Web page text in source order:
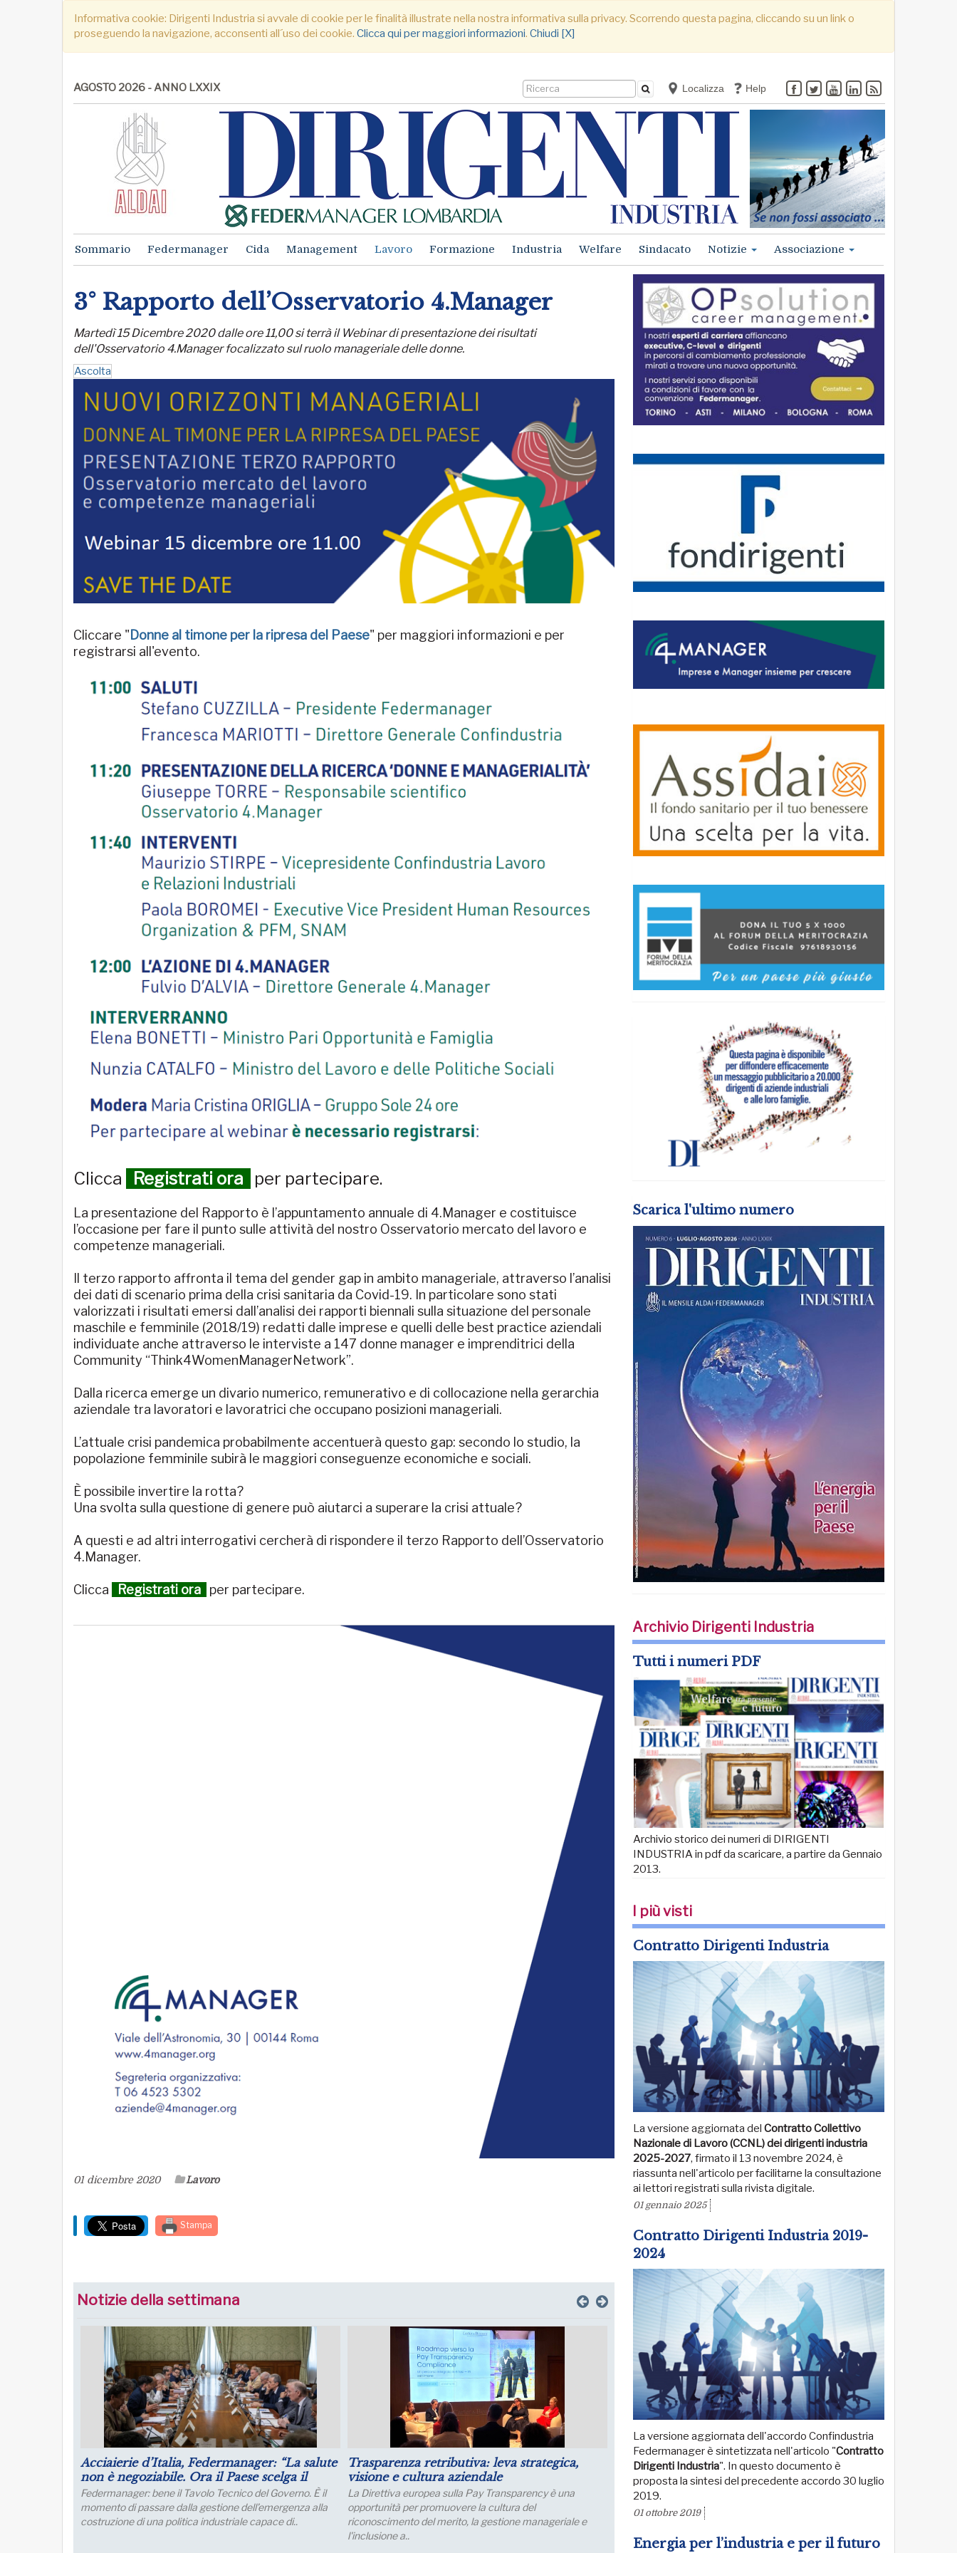
Informativa cookie: Dirigenti Industria si avvale di cookie per le finalità illustrate nella nostra informativa sulla privacy. Scorrendo questa pagina, cliccando su un link o
proseguendo la navigazione, acconsenti all´uso dei cookie. Clicca qui per maggiori informazioni. Chiudi [X]
AGOSTO 2026 - ANNO LXXIX Localizza Help
Sommario Federmanager Cida Management Lavoro Formazione Industria Welfare Sindacato Notizie Associazione
3° Rapporto dell’Osservatorio 4.Manager
Martedì 15 Dicembre 2020 dalle ore 11,00 si terrà il Webinar di presentazione dei risultati
dell'Osservatorio 4.Manager focalizzato sul ruolo manageriale delle donne.
Ascolta
Cliccare " Donne al timone per la ripresa del Paese" per maggiori informazioni e per
registrarsi all'evento.
Clicca Registrati ora per partecipare.
La presentazione del Rapporto è l’appuntamento annuale di 4.Manager e costituisce
l’occasione per fare il punto sulle attività del nostro Osservatorio mercato del lavoro e
competenze manageriali.
Il terzo rapporto affronta il tema del gender gap in ambito manageriale, attraverso l’analisi
dei dati di scenario prima della crisi sanitaria da Covid-19. In particolare sono stati
valorizzati i risultati emersi dall’analisi dei rapporti biennali sulla situazione del personale
maschile e femminile (2018/19) redatti dalle imprese e quelli delle best practice aziendali
individuate anche attraverso le interviste a 147 donne manager e imprenditrici della
Community “Think4WomenManagerNetwork”.
Dalla ricerca emerge un divario numerico, remunerativo e di collocazione nella gerarchia
aziendale tra lavoratori e lavoratrici che occupano posizioni manageriali.
L’attuale crisi pandemica probabilmente accentuerà questo gap: secondo lo studio, la
popolazione femminile subirà le maggiori conseguenze economiche e sociali.
È possibile invertire la rotta?
Una svolta sulla questione di genere può aiutarci a superare la crisi attuale?
A questi e ad altri interrogativi cercherà di rispondere il terzo Rapporto dell’Osservatorio
4.Manager.
Clicca Registrati ora per partecipare.
01 dicembre 2020 Lavoro
Stampa
Notizie della settimana
Puntare su infrastrutture e manager per il
futuro dell’industria del nord Italia
Lo sviluppo di quest’area è fondamentale per un
collegamento con l’Europa
Luglio: migliorano le aspettative sulla
produzione
Le aspettative delle grandi imprese industriali migliorano
a luglio, con un aumento della quota di imprese che
prevede una crescita della produzione; nei..
Scarica l'ultimo numero
Archivio Dirigenti Industria
Tutti i numeri PDF
Archivio storico dei numeri di DIRIGENTI
INDUSTRIA in pdf da scaricare, a partire da Gennaio
2013.
I più visti
Contratto Dirigenti Industria
La versione aggiornata del Contratto Collettivo
Nazionale di Lavoro (CCNL) dei dirigenti industria
2025-2027, firmato il 13 novembre 2024, è
riassunta nell'articolo per facilitarne la consultazione
ai lettori registrati sulla rivista digitale.
01 gennaio 2025
Contratto Dirigenti Industria 2019-
2024
La versione aggiornata dell'accordo Confindustria
Federmanager è sintetizzata nell'articolo "Contratto
Dirigenti Industria". In questo documento è
proposta la sintesi del precedente accordo 30 luglio
2019.
01 ottobre 2019
Energia per l’industria e per il futuro